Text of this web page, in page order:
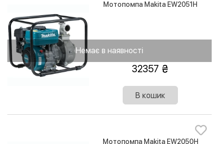
Немає в наявності
Мотопомпа Makita EW2051H
32357
В кошик
Мотопомпа Makita EW2050H